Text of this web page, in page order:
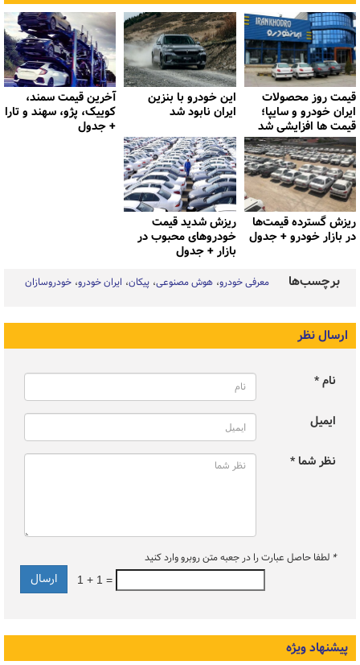
قیمت روز محصولات
ایران خودرو و سایپا؛
قیمت ها افزایشی شد
این خودرو با بنزین
ایران نابود شد
آخرین قیمت سمند،
کوییک، پژو، سهند و تارا
+ جدول
ریزش گسترده قیمت‌ها
در بازار خودرو + جدول
ریزش شدید قیمت
خودروهای محبوب در
بازار + جدول
برچسب‌ها معرفی خودرو هوش مصنوعی پیکان ایران خودرو خودروسازان
ارسال نظر
نام *
ایمیل
نظر شما *
* لطفا حاصل عبارت را در جعبه متن روبرو وارد کنید
1 + 1 =
پیشنهاد ویژه